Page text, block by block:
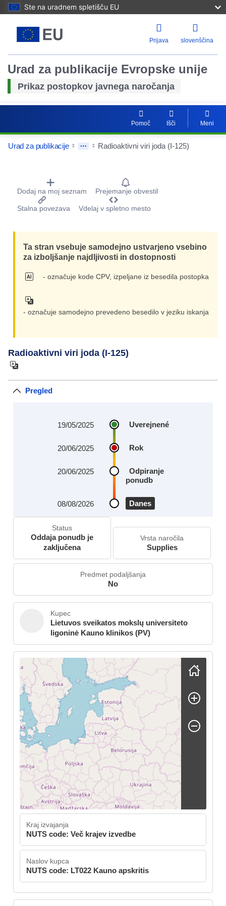
Ste na uradnem spletišču EU
Prijava slovenščina
Urad za publikacije Evropske unije
Prikaz postopkov javnega naročanja
Pomoč Išči Meni
Urad za publikacije Radioaktivni viri joda (I-125)
Procurement Detail Actions Portlet
Dodaj na moj seznam Prejemanje obvestil
Stalna povezava Vdelaj v spletno mesto
Ta stran vsebuje samodejno ustvarjeno vsebino
za izboljšanje najdljivosti in dostopnosti
- označuje kode CPV, izpeljane iz besedila postopka
- označuje samodejno prevedeno besedilo v jeziku iskanja
Radioaktivni viri joda (I-125)
Pregled
Uverejnené
19/05/2025
Rok
20/06/2025
Odpiranje
ponudb
20/06/2025
Danes
08/08/2026
Status
Oddaja ponudb je
zaključena
Vrsta naročila
Supplies
Predmet podaljšanja
No
Kupec
Lietuvos sveikatos mokslų universiteto
ligoninė Kauno klinikos (PV)
Skip map
Kraj izvajanja
NUTS code: Več krajev izvedbe
Naslov kupca
NUTS code: LT022 Kauno apskritis